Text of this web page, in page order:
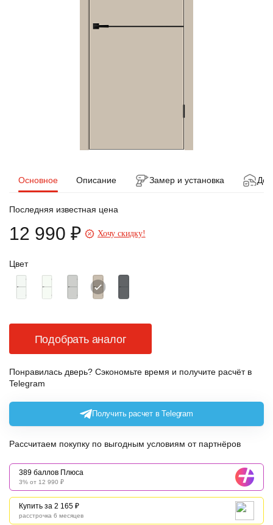
Основное Описание Замер и установка
Цвет
Последняя известная цена
12 990 ₽ Хочу скидку!
Подобрать аналог
Понравилась дверь? Сэкономьте время и получите расчёт в
Telegram
Получить расчет в Telegram
Рассчитаем покупку по выгодным условиям от партнёров
389 баллов Плюса
3% от 12 990 ₽
Купить за 2 165 ₽
расстрочка 6 месяцев